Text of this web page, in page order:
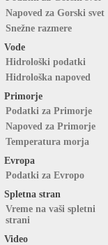
Napoved za Gorski svet
Snežne razmere
Vode
Hidrološki podatki
Hidrološka napoved
Primorje
Podatki za Primorje
Napoved za Primorje
Temperatura morja
Evropa
Podatki za Evropo
Spletna stran
Vreme na vaši spletni
strani
Video